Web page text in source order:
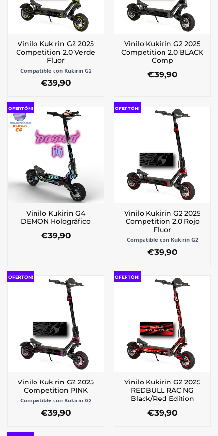
pueden
elegir
página
de
elegir
en
de
producto
Vinilo Kukirin G2 2025
Competition 2.0 Verde
Fluor
Compatible con Kukirin G2
€39,90
tiene
múltiples
variantes.
Las
opciones
pueden
elegir
en
la
página
de
producto
Vinilo Kukirin G2 2025
Competition 2.0 BLACK
Comp
€39,90
múltiples
variantes.
opciones
se
pueden
elegir
en
de
producto
OFERTÓN!
Vinilo Kukirin G4
DEMON Holográfico
€39,90
variantes.
opciones
pueden
elegir
en
la
página
producto
OFERTÓN!
Vinilo Kukirin G2 2025
Competition 2.0 Rojo
Fluor
Compatible con Kukirin G2
€39,90
tiene
múltiples
variantes.
opciones
se
pueden
elegir
página
de
OFERTÓN!
Vinilo Kukirin G2 2025
Competition PINK
Compatible con Kukirin G2
€39,90
OFERTÓN!
Vinilo Kukirin G2 2025
REDBULL RACING
Black/Red Edition
€39,90